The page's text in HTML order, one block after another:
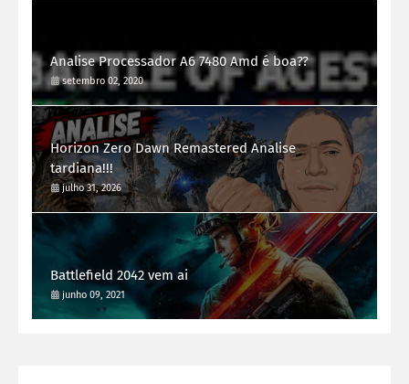
Analise Processador A6 7480 Amd é boa??
setembro 02, 2020
Horizon Zero Dawn Remastered Analise
tardiana!!!
julho 31, 2026
Battlefield 2042 vem ai
junho 09, 2021